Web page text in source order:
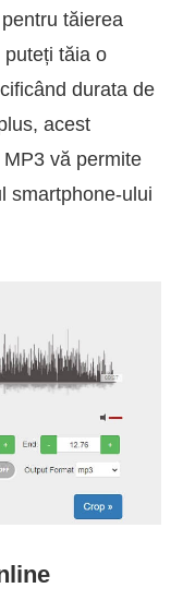
tăierea
tăia o
durata de
acest
vă permite
smartphone-ului